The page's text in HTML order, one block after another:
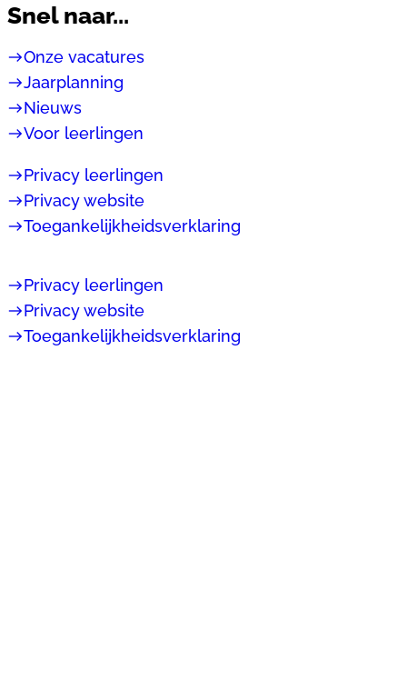
Snel naar...
eastOnze vacatures
eastJaarplanning
eastNieuws
eastVoor leerlingen
eastPrivacy leerlingen
eastPrivacy website
eastToegankelijkheidsverklaring
eastPrivacy leerlingen
eastPrivacy website
eastToegankelijkheidsverklaring